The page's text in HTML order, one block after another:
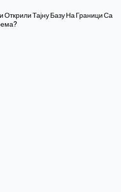
Тајну Базу На Граници Са